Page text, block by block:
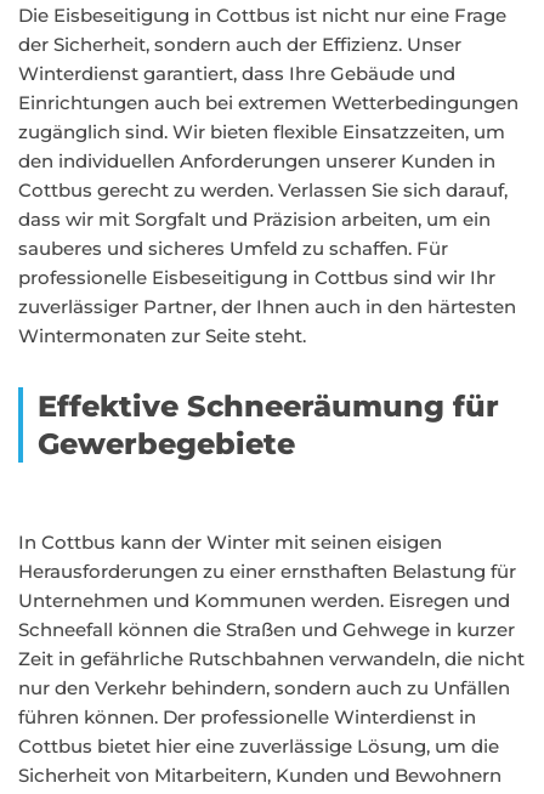
Die Eisbeseitigung in Cottbus ist nicht nur eine Frage
der Sicherheit, sondern auch der Effizienz. Unser
Winterdienst garantiert, dass Ihre Gebäude und
Einrichtungen auch bei extremen Wetterbedingungen
zugänglich sind. Wir bieten flexible Einsatzzeiten, um
den individuellen Anforderungen unserer Kunden in
Cottbus gerecht zu werden. Verlassen Sie sich darauf,
dass wir mit Sorgfalt und Präzision arbeiten, um ein
sauberes und sicheres Umfeld zu schaffen. Für
professionelle Eisbeseitigung in Cottbus sind wir Ihr
zuverlässiger Partner, der Ihnen auch in den härtesten
Wintermonaten zur Seite steht.
Effektive Schneeräumung für
Gewerbegebiete
In Cottbus kann der Winter mit seinen eisigen
Herausforderungen zu einer ernsthaften Belastung für
Unternehmen und Kommunen werden. Eisregen und
Schneefall können die Straßen und Gehwege in kurzer
Zeit in gefährliche Rutschbahnen verwandeln, die nicht
nur den Verkehr behindern, sondern auch zu Unfällen
führen können. Der professionelle Winterdienst in
Cottbus bietet hier eine zuverlässige Lösung, um die
Sicherheit von Mitarbeitern, Kunden und Bewohnern